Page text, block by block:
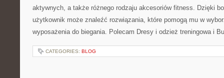
aktywnych, a także różnego rodzaju akcesoriów fitness. Dzięki
użytkownik może znaleźć rozwiązania, które pomogą mu w
wyposażenia do biegania. Polecam Dresy i odzież treningowa i
CATEGORIES: BLOG